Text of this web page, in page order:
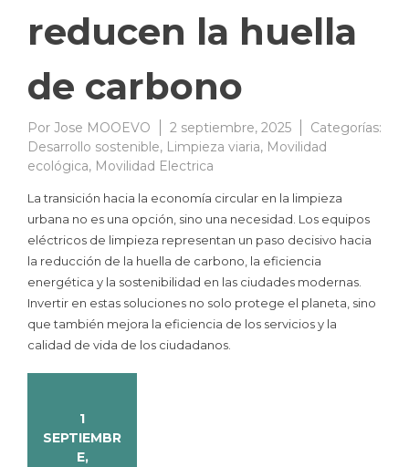
reducen la huella
de carbono
Por Jose MOOEVO 2 septiembre, 2025
Categorías:
Desarrollo sostenible, Limpieza viaria, Movilidad
ecológica, Movilidad Electrica
La transición hacia la economía circular en la limpieza
urbana no es una opción, sino una necesidad. Los equipos
eléctricos de limpieza representan un paso decisivo hacia
la reducción de la huella de carbono, la eficiencia
energética y la sostenibilidad en las ciudades modernas.
Invertir en estas soluciones no solo protege el planeta, sino
que también mejora la eficiencia de los servicios y la
calidad de vida de los ciudadanos.
1
SEPTIEMBR
E,